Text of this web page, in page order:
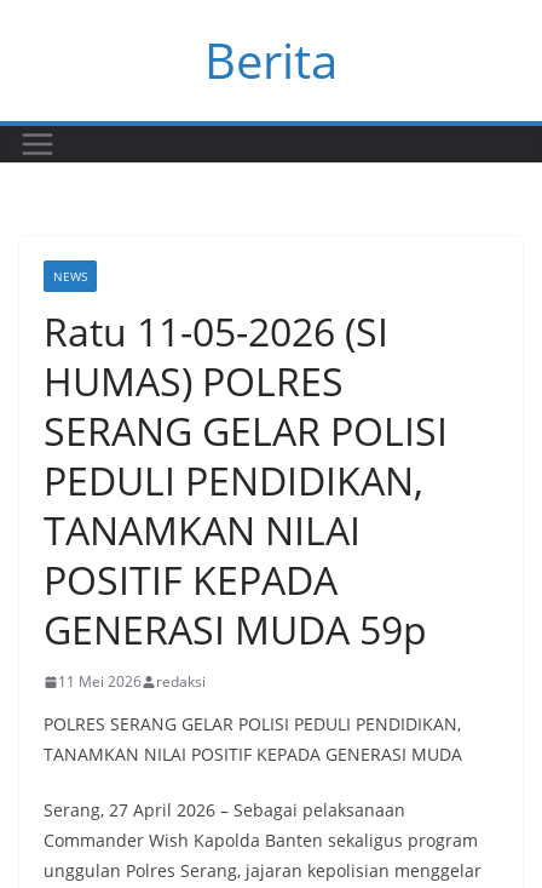
Berita
NEWS
Ratu 11-05-2026 (SI
HUMAS) POLRES
SERANG GELAR POLISI
PEDULI PENDIDIKAN,
TANAMKAN NILAI
POSITIF KEPADA
GENERASI MUDA 59p
11 Mei 2026 redaksi
POLRES SERANG GELAR POLISI PEDULI PENDIDIKAN,
TANAMKAN NILAI POSITIF KEPADA GENERASI MUDA
Serang, 27 April 2026 – Sebagai pelaksanaan
Commander Wish Kapolda Banten sekaligus program
unggulan Polres Serang, jajaran kepolisian menggelar